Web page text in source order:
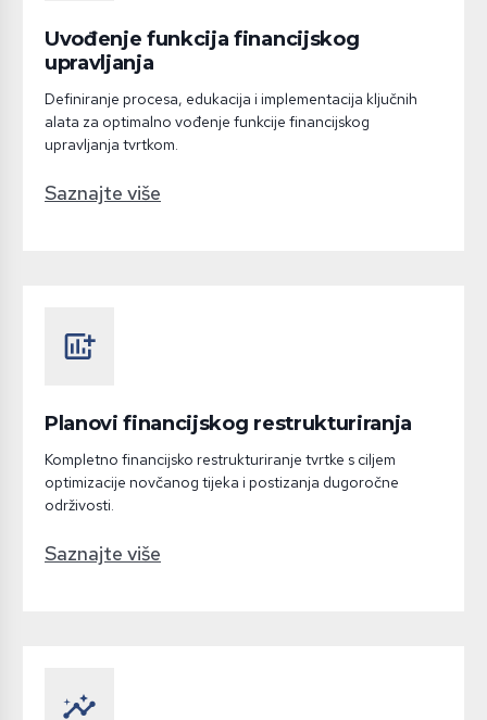
Uvođenje funkcija financijskog
upravljanja
Definiranje procesa, edukacija i implementacija ključnih
alata za optimalno vođenje funkcije financijskog
upravljanja tvrtkom.
Saznajte više
add_chart
Planovi financijskog restrukturiranja
Kompletno financijsko restrukturiranje tvrtke s ciljem
optimizacije novčanog tijeka i postizanja dugoročne
održivosti.
Saznajte više
insights